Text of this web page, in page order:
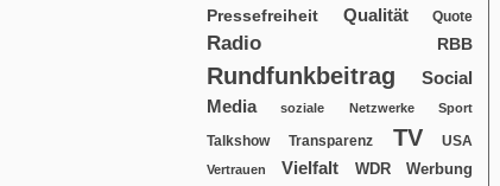
Pressefreiheit Qualität Quote
Radio RBB
Rundfunkbeitrag
Social
Media
soziale Netzwerke Sport
Talkshow Transparenz TV USA
Vertrauen Vielfalt WDR Werbung